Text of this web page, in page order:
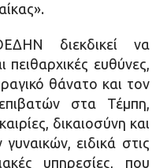
διεκδικεί να
πειθαρχικές ευθύνες,
θάνατο και τον
στα Τέμπη,
δικαιοσύνη και
ειδικά στις
υπηρεσίες, που